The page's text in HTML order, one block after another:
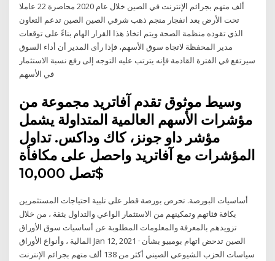
ألف متهم بجرائم الإنترنت في الصين خلال عام 2020 محاصرة 22 عاملا
تحت الأرض بعد انفجار منجم ذهب شرقي الصين الصين تدعم التعاون
الذي تقوده منظمة الصحة ويتم اتخاذ هذا القرار الهام بناءً على توقعات
مدير المحفظة لاتجاه سوق الأسهم، فإذا رأى المدير أن أداء السوق
سيرتفع في الفترة القادمة فإنه يترتب عليه التوجه إلى رفع نسبة الاستثمار
في الأسهم
وسيط موثوق تقدم آفاتريد مجموعة من
مؤشرات الأسهم العالمية المتداولة يشمل
مؤشر داو جونز، كاك وداكس. تداول
المؤشرات مع آفاتريد واحصل على مكافأة
تصل 10,000$
أساسيات البورصة. تحرص بورصة قطر على تلبية احتياجات المستثمرين
بكافة فئاتهم وتمكينهم من الاستثمار الواعي والتداول بثقة ، من خلال
تزويدهم بالمعرفة والمعلومات المطلوبة عن أساسيات سوق الأوراق
المالية ، وأنواع الأوراق Jan 12, 2021 · الصين تدحض اتهام بومبيو بشأن
سياسات الحزب الشيوعي الصيني أكثر من 138 ألف متهم بجرائم الإنترنت